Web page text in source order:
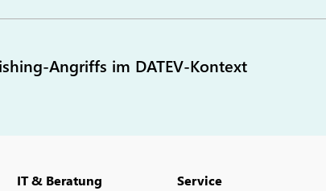
Angriffs im DATEV-Kontext
IT & Beratung Service